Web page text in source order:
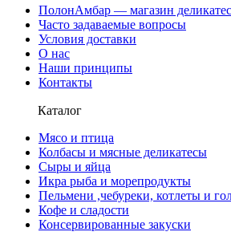
ПолонАмбар — магазин
Часто задаваемые вопросы
Условия доставки
О нас
Наши принципы
Контакты
Каталог
Мясо и птица
Колбасы и мясные деликатесы
Сыры и яйца
Икра рыба и морепродукты
Пельмени ,чебуреки, котлеты и
Кофе и сладости
Консервированные закуски